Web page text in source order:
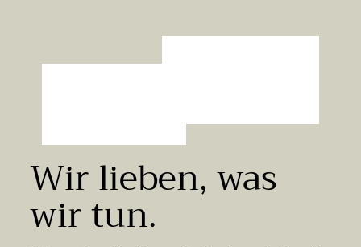
Wir lieben, was
wir tun.